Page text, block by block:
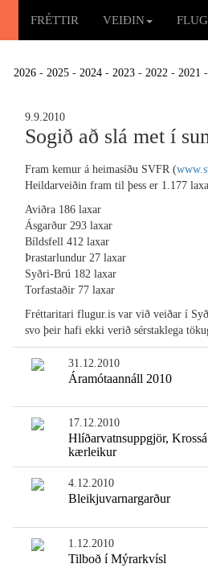
FRÉTTIR VEIÐIN
2026 - 2025 - 2024 - 2023 - 2022 - 2021 -
9.9.2010
Sogið að slá met í
Fram kemur á heimasíðu SVFR (
Heildarveiðin fram til þess er 1.177
Aviðra 186 laxar
Ásgarður 293 laxar
Bíldsfell 412 laxar
Þrastarlundur 27 laxar
Syðri-Brú 182 laxar
Torfastaðir 77 laxar
Fréttaritari flugur.is var við veiðar í
svo þeir hafi ekki verið sérstaklega
31.12.2010
Áramótaannáll 2010
17.12.2010
Hlíðarvatnsuppgjör,
kærleikur
4.12.2010
Bleikjuvarnargarður
1.12.2010
Tilboð í Mýrarkvísl